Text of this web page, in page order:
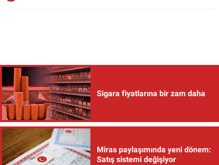
Sigara fiyatlarına bir zam daha
Miras paylaşımında yeni dönem:
Satış sistemi değişiyor